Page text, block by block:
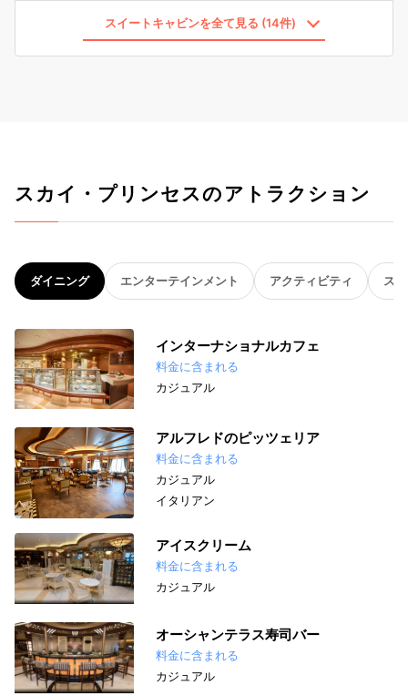
スイートキャビンを全て見る (14件)
スカイ・プリンセスのアトラクション
ダイニング エンターテインメント アクティビティ ス
インターナショナルカフェ
料金に含まれる
カジュアル
アルフレドのピッツェリア
料金に含まれる
カジュアル
イタリアン
アイスクリーム
料金に含まれる
カジュアル
オーシャンテラス寿司バー
料金に含まれる
カジュアル